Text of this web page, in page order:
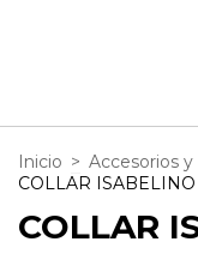
Inicio > Accesorios y
COLLAR ISABELINO
COLLAR